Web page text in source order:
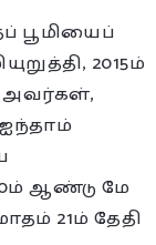
பூமியைப்
2015ம்
அவர்கள்,
ஐந்தாம்
ஆண்டு மே
21ம் தேதி